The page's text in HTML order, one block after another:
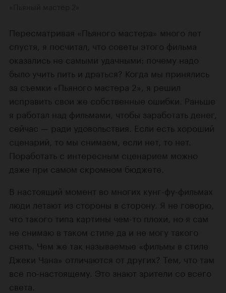
Пересматривая «Пьяного мастера» много лет
спустя, я посчитал, что советы этого фильма
оказались не самыми удачными: почему надо
было учить пить и драться? Когда мы принялись
за съемки «Пьяного мастера 2», я решил
исправить свои же собственные ошибки. Раньше
я работал над фильмами, чтобы заработать денег,
сейчас — ради удовольствия. Если есть хороший
сценарий, то мы снимаем, если нет, то нет.
Поработать с интересным сценарием можно
даже при самом скромном бюджете.
В настоящий момент во многих кунг-фу-фильмах
люди летают из стороны в сторону. Я не говорю,
что такого типа картины чем-то плохи, но я сам
не снимаю в таком стиле да и не могу такого
снять. Чем же так называемые «фильмы в стиле
Джеки Чана» отличаются от других? Тем, что там
все по-настоящему. Это знают зрители со всего
света.